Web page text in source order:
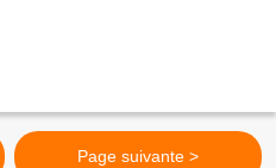
Page suivante >